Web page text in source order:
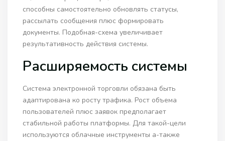
способны самостоятельно обновлять статусы,
рассылать сообщения плюс формировать
документы. Подобная-схема увеличивает
результативность действия системы.
Расширяемость системы
Система электронной торговли обязана быть
адаптирована ко росту трафика. Рост объема
пользователей плюс заявок предполагает
стабильной работы платформы. Для такой-цели
используются облачные инструменты а-также